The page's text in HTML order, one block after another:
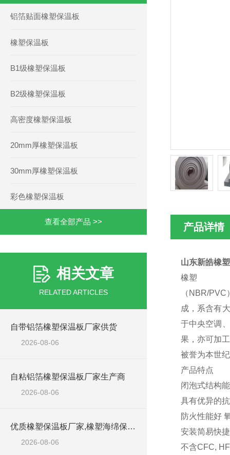
铝箔贴面橡塑保温板
橡塑保温板
B1级橡塑保温板
B2级橡塑保温板
高密度橡塑保温板
20mm厚橡塑保温板
30mm厚橡塑保温板
彩色橡塑保温板
查看全部产品 >>
相关文章
RELATED ARTICLES
自带铝箔橡塑保温板厂家供货
2026-08-06
自粘铝箔橡塑保温板厂家生产商
2026-08-06
优质橡塑保温板厂家,橡塑海绵保温材料供货商
2026-08-06
产品详情
山东新皓橡
橡塑
（NBR/
成，系含有
于中央空调
果，亦可加
被誉为本世
产品特点
闭泡式结构
具有优异的
防火性能好
安装简易快
不含CFC,